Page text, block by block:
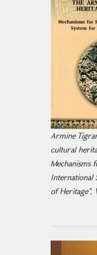
Armine
cultural
Mechanisms
International
of Heritage",